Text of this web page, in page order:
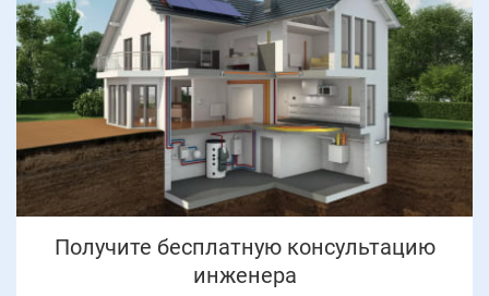
Получите бесплатную консультацию
инженера